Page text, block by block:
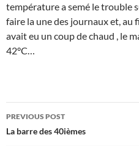
température a semé le trouble
faire la une des journaux et, au
avait eu un coup de chaud , le
42°C…
Post
navigation
PREVIOUS POST
La barre des 40ièmes